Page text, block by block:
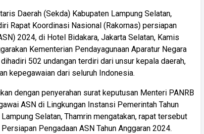
Daerah (Sekda) Kabupaten Lampung Selatan,
Rapat Koordinasi Nasional (Rakornas) persiapan
2024, di Hotel Bidakara, Jakarta Selatan, Kamis
Kementerian Pendayagunaan Aparatur Negara
502 undangan terdiri dari unsur kepala daerah,
kepegawaian dari seluruh Indonesia.
dengan penyerahan surat keputusan Menteri PANRB
ASN di Lingkungan Instansi Pemerintah Tahun
Selatan, Thamrin mengatakan, rapat tersebut
Pengadaan ASN Tahun Anggaran 2024.